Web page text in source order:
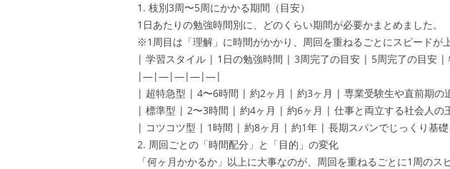
1. 枝別3周〜5周にかかる期間（目安）
1日あたりの勉強時間別に、どのくらい期間が必要かまとめました。
※1周目は「理解」に時間がかかり、周回を重ねるごとにスピードが
| 学習スタイル | 1日の勉強時間 | 3周完了の目安 | 5周完了の目安 |
|—|—|—|—|—|
| 超特急型 | 4〜6時間 | 約2ヶ月 | 約3ヶ月 | 専業受験生や直前期の
| 標準型 | 2〜3時間 | 約4ヶ月 | 約6ヶ月 | 仕事と両立する社会人の
| コツコツ型 | 1時間 | 約8ヶ月 | 約1年 | 長期スパンでじっくり基
2. 周回ごとの「時間配分」と「目的」の変化
「何ヶ月かかるか」以上に大事なのが、周回を重ねるごとに1周のス